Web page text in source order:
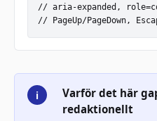
// aria-expanded,
// PageUp/PageDown,
i
Varför det här
redaktionellt